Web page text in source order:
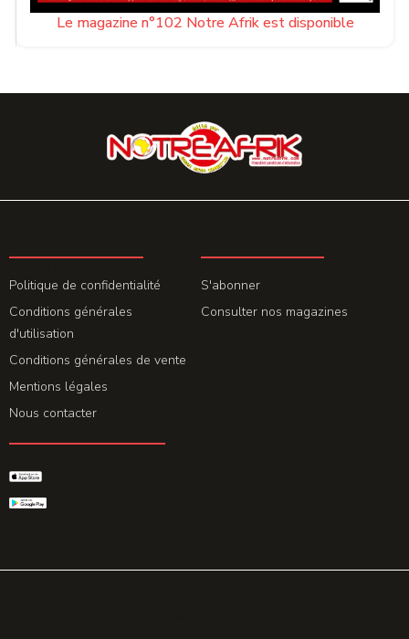
Le magazine n°102 Notre Afrik est disponible
Politique de confidentialité
Conditions générales
d'utilisation
Conditions générales de vente
Mentions légales
Nous contacter
S'abonner
Consulter nos magazines